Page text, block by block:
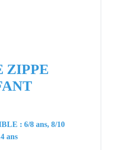
ZIPPE
: 6/8 ans, 8/10
ans